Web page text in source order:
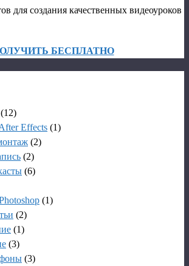
БЕСПЛАТНО
(12)
Effects (1)
(2)
(2)
(6)
(1)
(2)
(1)
(3)
(3)